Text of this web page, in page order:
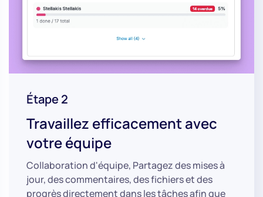
Étape 2
Travaillez efficacement avec
votre équipe
Collaboration d'équipe, Partagez des mises à
jour, des commentaires, des fichiers et des
progrès directement dans les tâches afin que